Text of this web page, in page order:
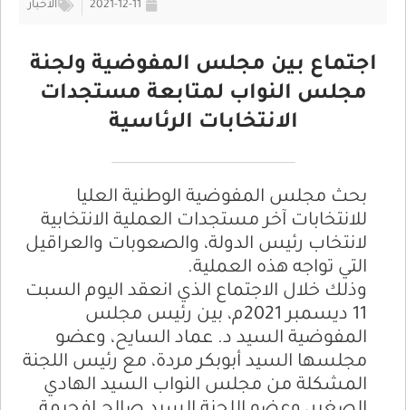
2021-12-11 الأخبار
اجتماع بين مجلس المفوضية ولجنة
مجلس النواب لمتابعة مستجدات
الانتخابات الرئاسية
بحث مجلس المفوضية الوطنية العليا
للانتخابات آخر مستجدات العملية الانتخابية
لانتخاب رئيس الدولة، والصعوبات والعراقيل
التي تواجه هذه العملية.
وذلك خلال الاجتماع الذي انعقد اليوم السبت
11 ديسمبر 2021م، بين رئيس مجلس
المفوضية السيد د. عماد السايح، وعضو
مجلسها السيد أبوبكر مردة، مع رئيس اللجنة
المشكلة من مجلس النواب السيد الهادي